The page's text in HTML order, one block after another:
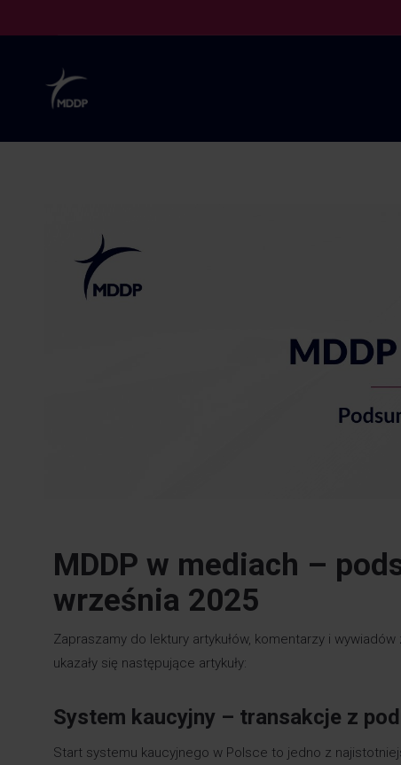
MDDP w mediach –
września 2025
Zapraszamy do lektury artykułów, komentarzy i
ukazały się następujące artykuły:
System kaucyjny – transakcje z
Start systemu kaucyjnego w Polsce to jedno z